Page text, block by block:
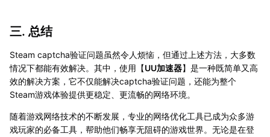
三. 总结
Steam captcha验证问题虽然令人烦恼，但通过上述方法，大多数
情况下都能有效解决。其中，使用【UU加速器】是一种既简单又高
效的解决方案，它不仅能解决captcha验证问题，还能为整个
Steam游戏体验提供更稳定、更流畅的网络环境。
随着游戏网络技术的不断发展，专业的网络优化工具已成为众多游
戏玩家的必备工具，帮助他们畅享无阻碍的游戏世界。无论是在登